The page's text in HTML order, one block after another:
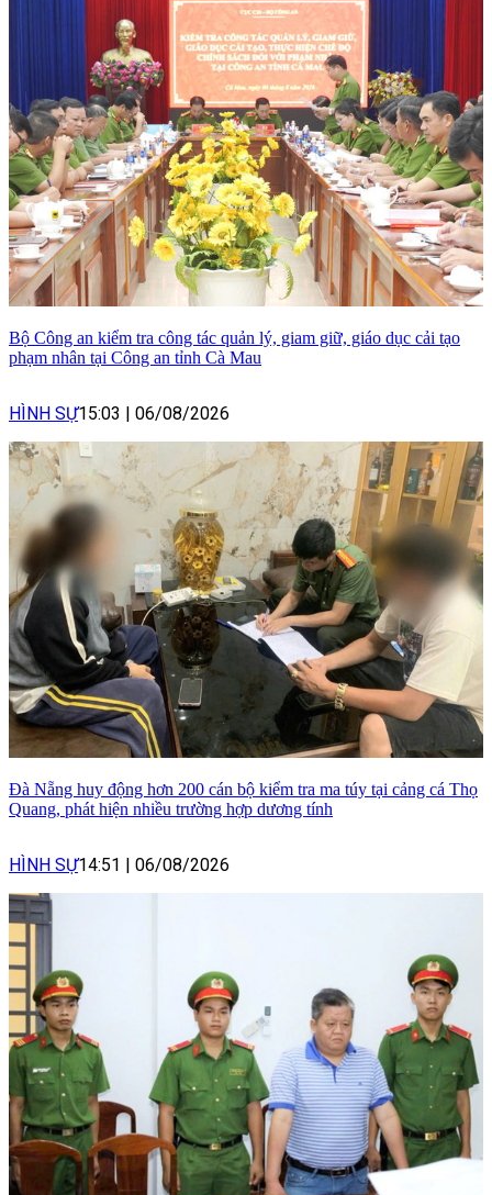
Bộ Công an kiểm tra công tác quản lý, giam giữ, giáo dục cải tạo
phạm nhân tại Công an tỉnh Cà Mau
HÌNH SỰ15:03 | 06/08/2026
Đà Nẵng huy động hơn 200 cán bộ kiểm tra ma túy tại cảng cá Thọ
Quang, phát hiện nhiều trường hợp dương tính
HÌNH SỰ14:51 | 06/08/2026